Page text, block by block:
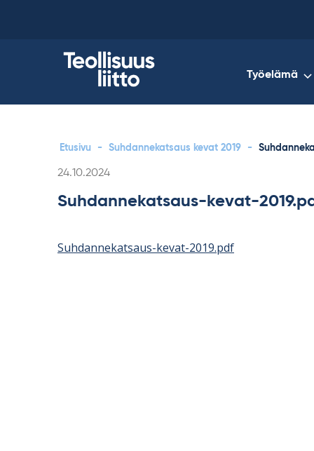
Työelämä
Etusivu - Suhdannekatsaus kevat 2019 -
Kirjoitettu
24.10.2024
Suhdannekatsaus-kevat-
Suhdannekatsaus-kevat-2019.pdf